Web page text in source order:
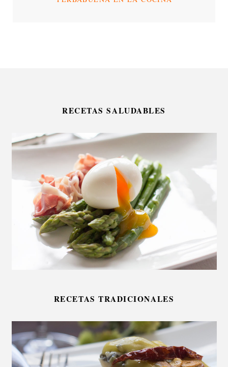
RECETAS SALUDABLES
RECETAS TRADICIONALES